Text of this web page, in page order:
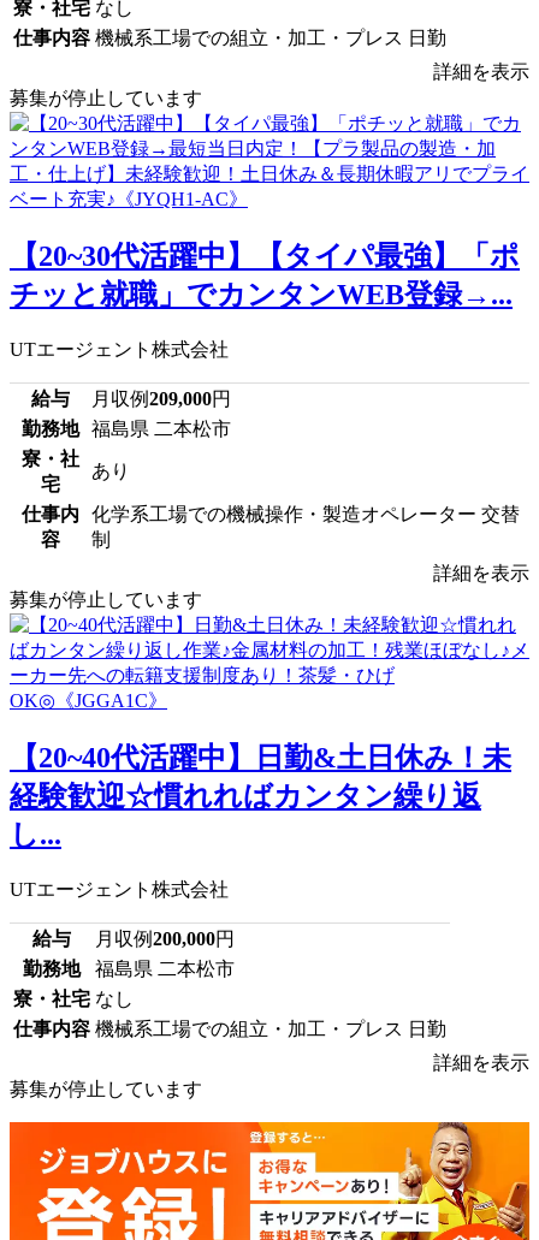
寮・社宅 なし
仕事内容 機械系工場での組立・加工・プレス 日勤
詳細を表示
募集が停止しています
【20~30代活躍中】【タイパ最強】「ポ
チッと就職」でカンタンWEB登録→...
UTエージェント株式会社
給与 月収例209,000円
勤務地
福島県 二本松市
寮・社
宅
あり
仕事内
容
化学系工場での機械操作・製造オペレーター 交替
制
詳細を表示
募集が停止しています
【20~40代活躍中】日勤&土日休み！未
経験歓迎☆慣れればカンタン繰り返
し...
UTエージェント株式会社
給与 月収例200,000円
勤務地
福島県 二本松市
寮・社宅 なし
仕事内容 機械系工場での組立・加工・プレス 日勤
詳細を表示
募集が停止しています